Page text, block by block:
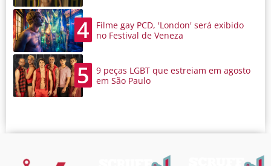
4
Filme gay PCD, 'London' será exibido
no Festival de Veneza
5
9 peças LGBT que estreiam em agosto
em São Paulo